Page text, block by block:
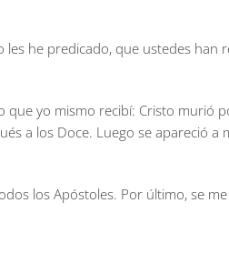
he predicado, que ustedes han
que yo mismo recibí: Cristo murió
a los Doce. Luego se apareció
los Apóstoles. Por último, se